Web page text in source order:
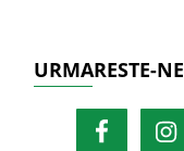
URMARESTE-NE